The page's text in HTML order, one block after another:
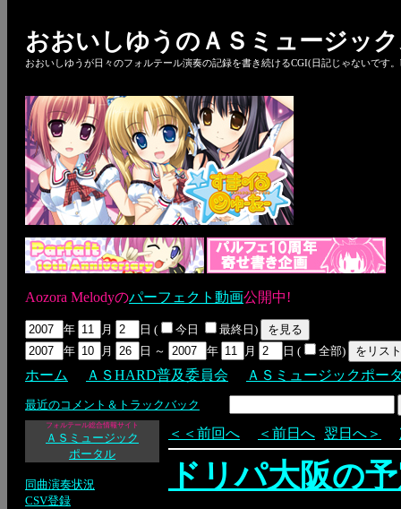
おおいしゆうのＡＳミュージッ
おおいしゆうが日々のフォルテール演奏の記録を書き続けるCGI(日記じゃないです
Aozora Melodyのパーフェクト動画公開中!
年 月 日 ( 今日
最終日)
年
月 日 ～ 年 月 日 ( 全部)
ホーム ＡＳHARD普及委員会 ＡＳミュージックポー
最近のコメント＆トラックバック
フォルテール総合情報サイト
ＡＳミュージック
ポータル
同曲演奏状況
CSV登録
＜＜前回へ ＜前日へ 翌日へ＞
ドリパ大阪の